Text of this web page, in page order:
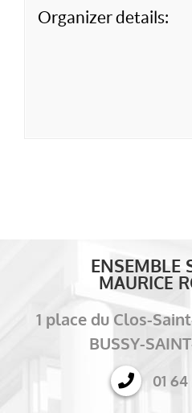
Organizer details:
ENSEMBLE
MAURICE
1 place du Clos-
BUSSY-
01